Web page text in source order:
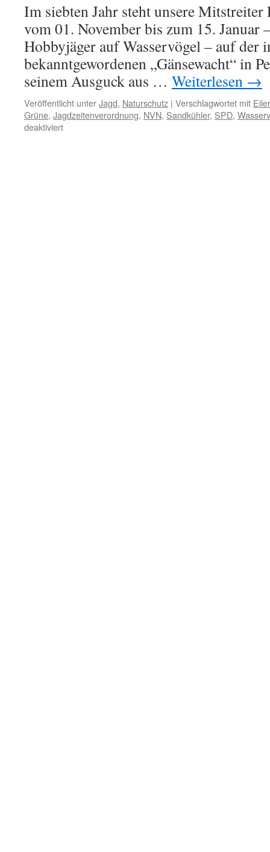
Im siebten Jahr steht unsere
vom 01. November bis zum 15. Januar
Hobbyjäger auf Wasservögel – auf der
bekanntgewordenen „Gänsewacht“ in
seinem Ausguck aus … Weiterlesen →
Veröffentlicht unterJagd, Naturschutz | Verschlagwortet mit
Grüne, Jagdzeitenverordnung, NVN, Sandkühler, SPD,
deaktiviertfür